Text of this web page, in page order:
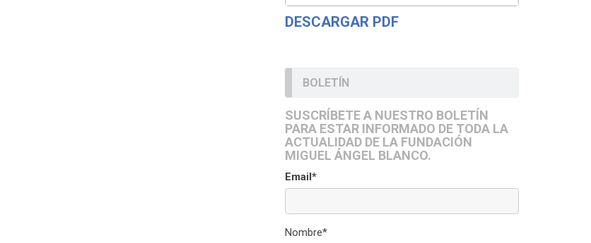
DESCARGAR PDF
BOLETÍN
SUSCRÍBETE A NUESTRO BOLETÍN
PARA ESTAR INFORMADO DE TODA LA
ACTUALIDAD DE LA FUNDACIÓN
MIGUEL ÁNGEL BLANCO.
Email*
Nombre*